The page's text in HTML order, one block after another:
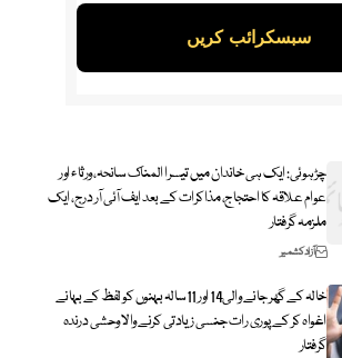
چڑہوئی: ایک ہی خاندان میں تیسرا المناک سانحہ، ورثاء اور
عوام علاقہ کا احتجاج، مذاکرات کے بعد ایف آئی آر درج، ایک
ملزمہ گرفتار
آزاد کشمیر
خالہ کے گھر جانے والی14 اور 11سالہ بہنوں کو لفظ کے بہانے
اغواہ کر کے پوری رات جنسی زیادتی کرنے والا وحشی درندہ
گرفتار